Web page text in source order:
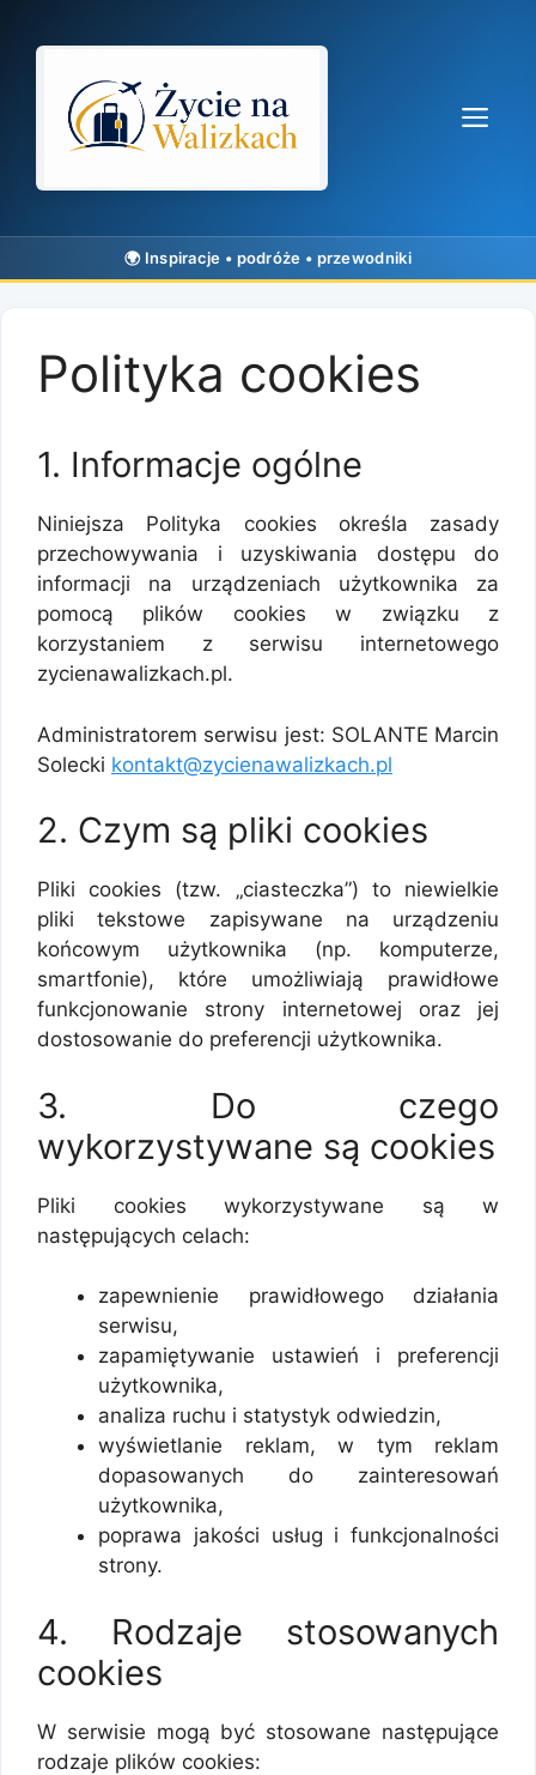
Polityka cookies
1. Informacje ogólne
Niniejsza Polityka cookies określa zasady
przechowywania i uzyskiwania dostępu do
informacji na urządzeniach użytkownika za
pomocą plików cookies w związku z
korzystaniem z serwisu internetowego
zycienawalizkach.pl.
Administratorem serwisu jest: SOLANTE Marcin
Solecki kontakt@zycienawalizkach.pl
2. Czym są pliki cookies
Pliki cookies (tzw. „ciasteczka”) to niewielkie
pliki tekstowe zapisywane na urządzeniu
końcowym użytkownika (np. komputerze,
smartfonie), które umożliwiają prawidłowe
funkcjonowanie strony internetowej oraz jej
dostosowanie do preferencji użytkownika.
3. Do czego
wykorzystywane są cookies
Pliki cookies wykorzystywane są w
następujących celach:
zapewnienie prawidłowego działania
serwisu,
zapamiętywanie ustawień i preferencji
użytkownika,
analiza ruchu i statystyk odwiedzin,
wyświetlanie reklam, w tym reklam
dopasowanych do zainteresowań
użytkownika,
poprawa jakości usług i funkcjonalności
strony.
4. Rodzaje stosowanych
cookies
W serwisie mogą być stosowane następujące
rodzaje plików cookies: